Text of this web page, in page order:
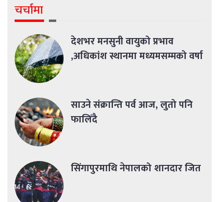
चर्चामा
देशभर मनसुनी वायुको प्रभाव
,अधिकांश स्थानमा मध्यमसम्मको वर्षा
साउने संक्रान्ति पर्व आज, लुतो पनि
फालिँदै
सिंगापुरमाथि नेपालको शानदार जित